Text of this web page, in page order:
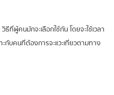
ที่ผู้คนมักจะเลือกใช้กัน โดยจะใช้เวลา
กับคนที่ต้องการจะแวะเที่ยวตามทาง